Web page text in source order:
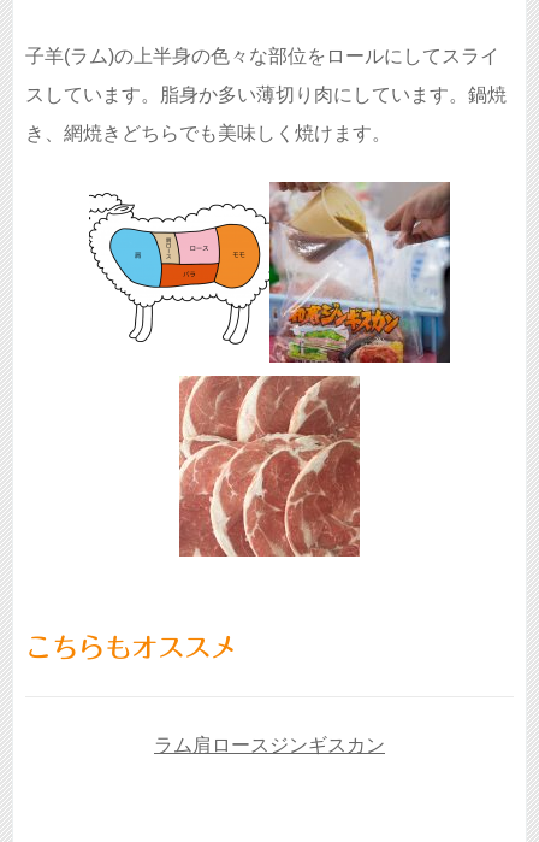
子羊(ラム)の上半身の色々な部位をロールにしてスライ
スしています。
脂身か多い薄切り肉にしています。鍋焼
き、網焼きどちらでも美味しく焼けます。
こちらもオススメ
ラム肩ロースジンギスカン